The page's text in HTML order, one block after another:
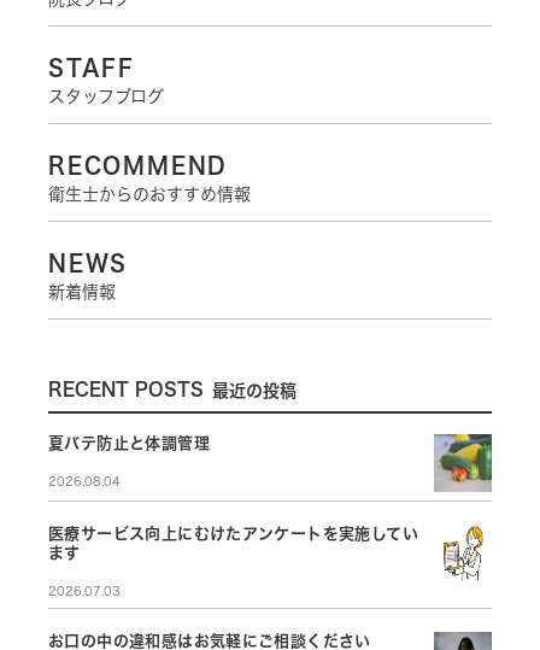
STAFF
スタッフブログ
RECOMMEND
衛生士からのおすすめ情報
NEWS
新着情報
RECENT POSTS 最近の投稿
夏バテ防止と体調管理
2026.08.04
医療サービス向上にむけたアンケートを実施してい
ます
2026.07.03
お口の中の違和感はお気軽にご相談ください